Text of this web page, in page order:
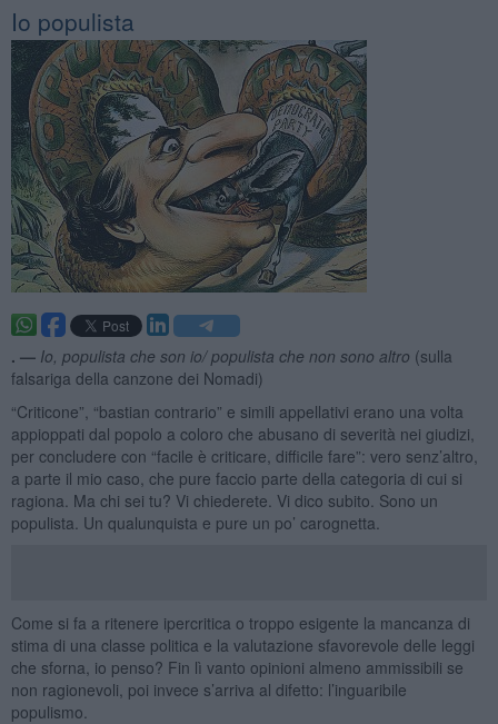
Io populista
. — Io, populista che son io/ populista che non sono altro (sulla
falsariga della canzone dei Nomadi)
“Criticone”, “bastian contrario” e simili appellativi erano una volta
appioppati dal popolo a coloro che abusano di severità nei giudizi,
per concludere con “facile è criticare, difficile fare”: vero senz’altro,
a parte il mio caso, che pure faccio parte della categoria di cui si
ragiona. Ma chi sei tu? Vi chiederete. Vi dico subito. Sono un
populista. Un qualunquista e pure un po’ carognetta.
Come si fa a ritenere ipercritica o troppo esigente la mancanza di
stima di una classe politica e la valutazione sfavorevole delle leggi
che sforna, io penso? Fin lì vanto opinioni almeno ammissibili se
non ragionevoli, poi invece s’arriva al difetto: l’inguaribile
populismo.